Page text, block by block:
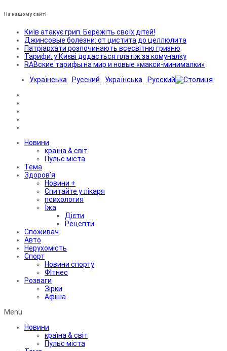
На нашому сайті
Київ атакує грип. Бережіть своїх дітей!
Джинсовые болезни: от цистита до целлюлита
Патріархати розпочинають всесвітню гризню
Тарифи: у Києві додасться платіж за комуналку
RABские тарифы на мир и новые «макси-минималки»
Українська
Русский Українська Русский
Новини
країна & світ
Пульс міста
Тема
Здоров’я
Новини +
Спитайте у лікаря
психология
Їжа
Дієти
Рецепти
Споживач
Авто
Нерухомість
Спорт
Новини спорту
ФІтнес
Розваги
Зірки
Афіша
Menu
Новини
країна & світ
Пульс міста